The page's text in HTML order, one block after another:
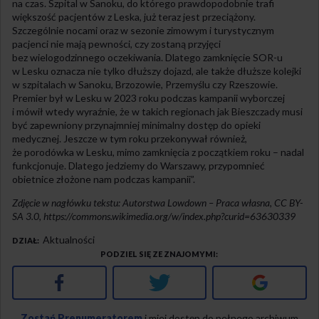
na czas. Szpital w Sanoku, do którego prawdopodobnie trafi
większość pacjentów z Leska, już teraz jest przeciążony.
Szczególnie nocami oraz w sezonie zimowym i turystycznym
pacjenci nie mają pewności, czy zostaną przyjęci
bez wielogodzinnego oczekiwania. Dlatego zamknięcie SOR-u
w Lesku oznacza nie tylko dłuższy dojazd, ale także dłuższe kolejki
w szpitalach w Sanoku, Brzozowie, Przemyślu czy Rzeszowie.
Premier był w Lesku w 2023 roku podczas kampanii wyborczej
i mówił wtedy wyraźnie, że w takich regionach jak Bieszczady musi
być zapewniony przynajmniej minimalny dostęp do opieki
medycznej. Jeszcze w tym roku przekonywał również,
że porodówka w Lesku, mimo zamknięcia z początkiem roku – nadal
funkcjonuje. Dlatego jedziemy do Warszawy, przypomnieć
obietnice złożone nam podczas kampanii”.
Zdjęcie w nagłówku tekstu: Autorstwa Lowdown – Praca własna, CC BY-
SA 3.0, https://commons.wikimedia.org/w/index.php?curid=63630339
DZIAŁ Aktualności
PODZIEL SIĘ ZE ZNAJOMYMI
Facebook Twitter Google+